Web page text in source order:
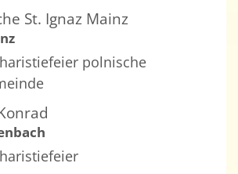
St. Ignaz Mainz
polnische